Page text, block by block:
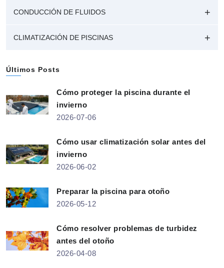
CONDUCCIÓN DE FLUIDOS
CLIMATIZACIÓN DE PISCINAS
Últimos Posts
Cómo proteger la piscina durante el
invierno
2026-07-06
Cómo usar climatización solar antes del
invierno
2026-06-02
Preparar la piscina para otoño
2026-05-12
Cómo resolver problemas de turbidez
antes del otoño
2026-04-08